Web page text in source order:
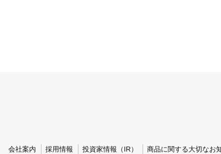
会社案内 採用情報 投資家情報（IR） 商品に関する大切なお